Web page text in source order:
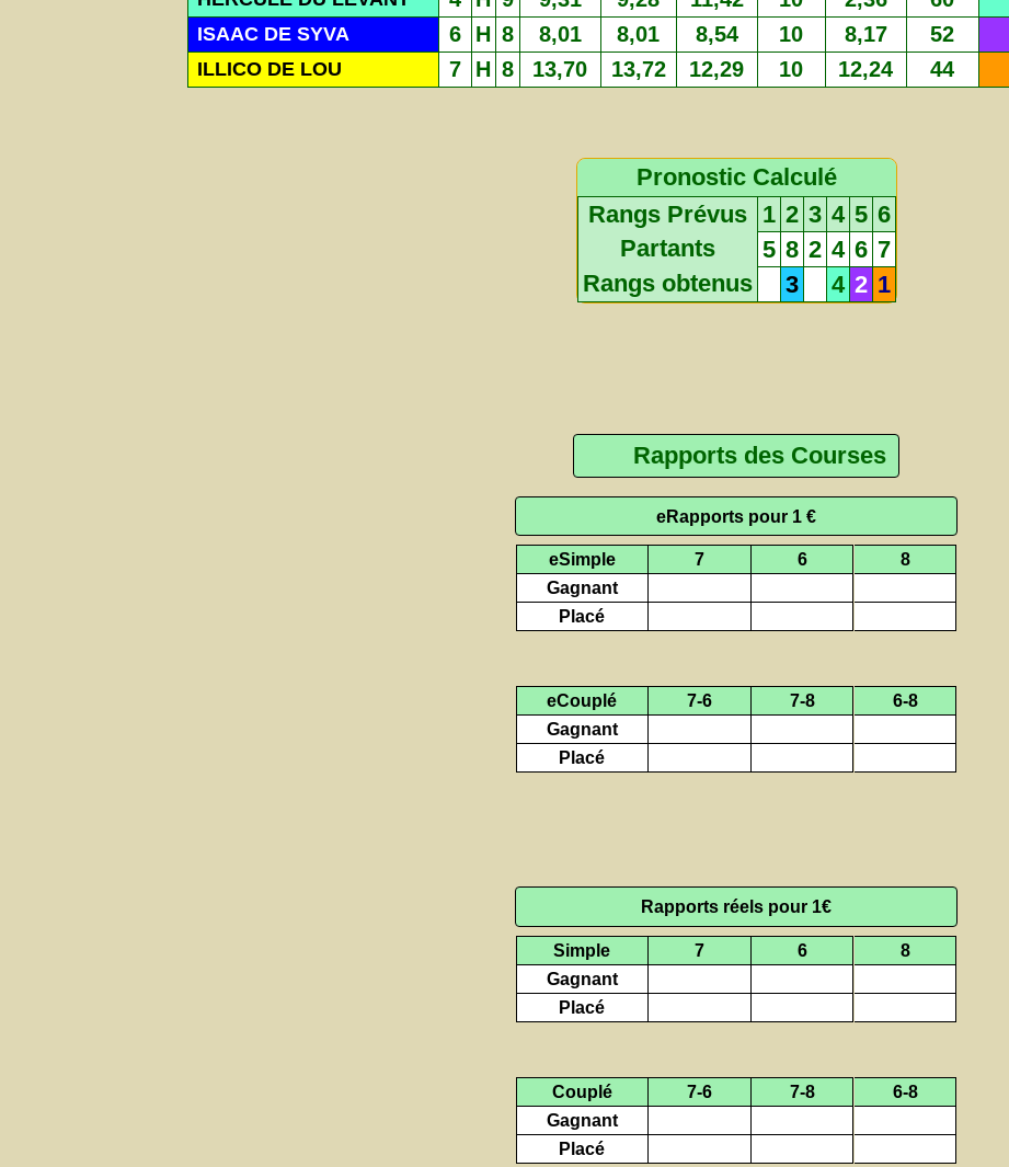
ISAAC DE SYVA 6 H 8 8,01 8,01 8,54 10 8,17 52
ILLICO DE LOU 7 H 8 13,70 13,72 12,29 10 12,24 44
Pronostic Calculé
Rangs Prévus
1 2 3 4 5 6
Partants
5 8 2 4 6 7
Rangs obtenus
3 4 2 1
Rapports des Courses
eRapports pour 1 €
eSimple 7 6
8
Gagnant
Placé
eCouplé 7-6 7-8
6-8
Gagnant
Placé
Rapports réels pour 1€
Simple 7 6
8
Gagnant
Placé
Couplé 7-6 7-8
6-8
Gagnant
Placé